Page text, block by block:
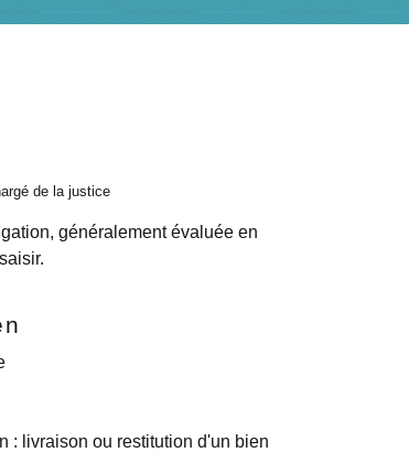
de la justice
généralement évaluée en
: livraison ou restitution d'un bien